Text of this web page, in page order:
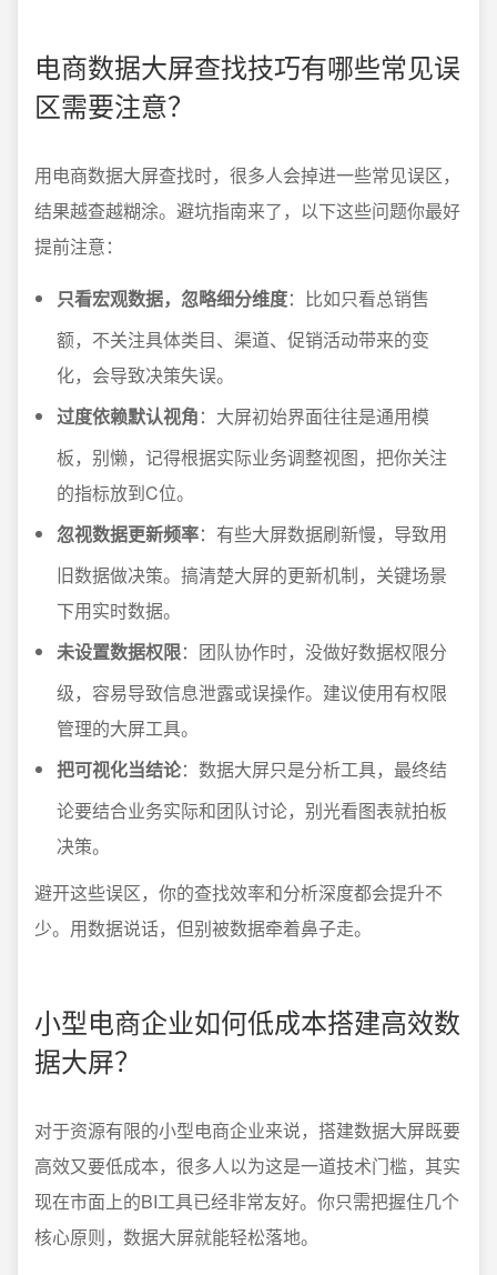
电商数据大屏查找技巧有哪些常见误
区需要注意？
用电商数据大屏查找时，很多人会掉进一些常见误区，
结果越查越糊涂。避坑指南来了，以下这些问题你最好
提前注意：
只看宏观数据，忽略细分维度：比如只看总销售
额，不关注具体类目、渠道、促销活动带来的变
化，会导致决策失误。
过度依赖默认视角：大屏初始界面往往是通用模
板，别懒，记得根据实际业务调整视图，把你关注
的指标放到C位。
忽视数据更新频率：有些大屏数据刷新慢，导致用
旧数据做决策。搞清楚大屏的更新机制，关键场景
下用实时数据。
未设置数据权限：团队协作时，没做好数据权限分
级，容易导致信息泄露或误操作。建议使用有权限
管理的大屏工具。
把可视化当结论：数据大屏只是分析工具，最终结
论要结合业务实际和团队讨论，别光看图表就拍板
决策。
避开这些误区，你的查找效率和分析深度都会提升不
少。用数据说话，但别被数据牵着鼻子走。
小型电商企业如何低成本搭建高效数
据大屏？
对于资源有限的小型电商企业来说，搭建数据大屏既要
高效又要低成本，很多人以为这是一道技术门槛，其实
现在市面上的BI工具已经非常友好。你只需把握住几个
核心原则，数据大屏就能轻松落地。